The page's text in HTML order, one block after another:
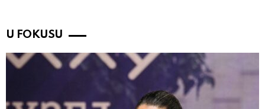
U FOKUSU